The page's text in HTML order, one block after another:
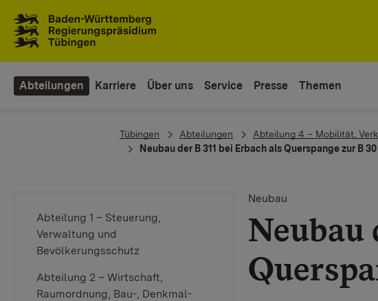
Abteilungen Karriere Über uns Service Presse Themen
You are here:
Tübingen Abteilungen Abteilung 4 – Mobilität,
Neubau der B 311 bei Erbach als Querspange zur B 30
Abteilung 1 – Steuerung,
Verwaltung und
Bevölkerungsschutz
Abteilung 2 – Wirtschaft,
Raumordnung, Bau-, Denkmal-
Neubau
Neubau